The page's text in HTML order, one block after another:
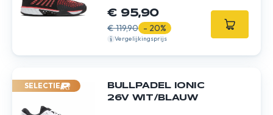
€ 95,90
€ 119,90 - 20%
Vergelijkingsprijs
SELECTIE
BULLPADEL IONIC
26V WIT/BLAUW